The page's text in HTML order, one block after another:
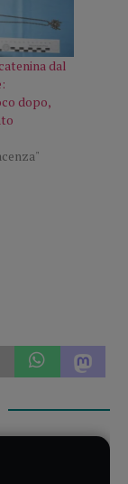
dal
dopo,